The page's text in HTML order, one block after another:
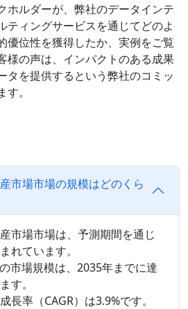
ホルダーが、弊社のデータインテ
ティングサービスを通じてどのよ
優位性を獲得したか、実例をご覧
様の声は、インパクトのある成果
タを提供するという弊社のコミッ
。
市場市場の規模はどのくら
市場市場は、予測期間を通じ
れています。
市場規模は、2035年までに達
す。
長率（CAGR）は3.9%です。